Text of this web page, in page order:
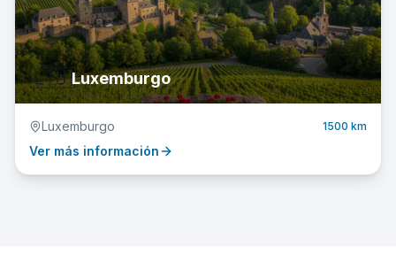
🇱🇺Luxemburgo
Luxemburgo 1500 km
Ver más información